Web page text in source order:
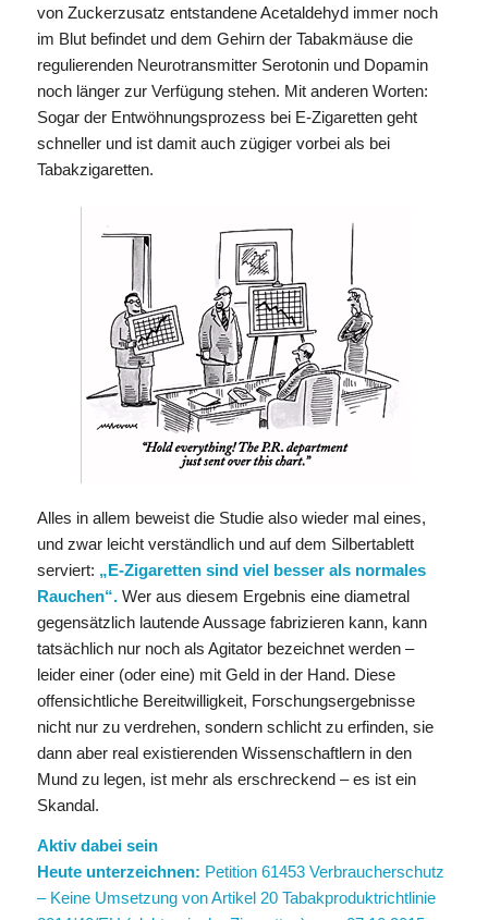
von Zuckerzusatz entstandene Acetaldehyd immer noch
im Blut befindet und dem Gehirn der Tabakmäuse die
regulierenden Neurotransmitter Serotonin und Dopamin
noch länger zur Verfügung stehen. Mit anderen Worten:
Sogar der Entwöhnungsprozess bei E-Zigaretten geht
schneller und ist damit auch zügiger vorbei als bei
Tabakzigaretten.
Alles in allem beweist die Studie also wieder mal eines,
und zwar leicht verständlich und auf dem Silbertablett
serviert: „E-Zigaretten sind viel besser als normales
Rauchen“.Wer aus diesem Ergebnis eine diametral
gegensätzlich lautende Aussage fabrizieren kann, kann
tatsächlich nur noch als Agitator bezeichnet werden –
leider einer (oder eine) mit Geld in der Hand. Diese
offensichtliche Bereitwilligkeit, Forschungsergebnisse
nicht nur zu verdrehen, sondern schlicht zu erfinden, sie
dann aber real existierenden Wissenschaftlern in den
Mund zu legen, ist mehr als erschreckend – es ist ein
Skandal.
Aktiv dabei sein
Heute unterzeichnen: Petition 61453 Verbraucherschutz
– Keine Umsetzung von Artikel 20 Tabakproduktrichtlinie